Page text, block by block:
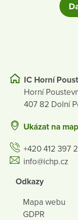
IC Horní
Horní
407 82 Dolní
Ukázat na
+420 412 397
info@ichp.cz
Odkazy
Mapa webu
GDPR